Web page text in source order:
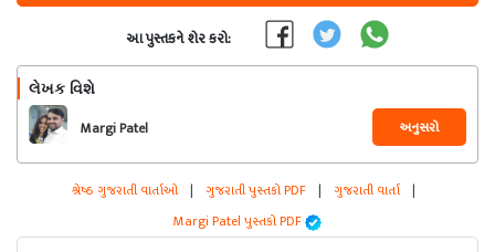
આ પુસ્તકને શેર કરો:
લેખક વિશે
Margi Patel અનુસરો
શ્રેષ્ઠ ગુજરાતી વાર્તાઓ | ગુજરાતી પુસ્તકો PDF | ગુજરાતી વાર્તા |
Margi Patel પુસ્તકો PDF